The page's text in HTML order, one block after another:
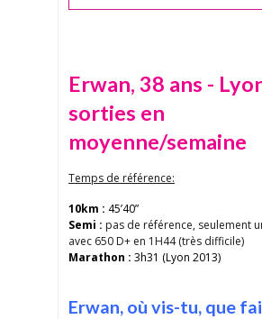
Erwan, 38 ans -
sorties en
moyenne/semaine
Temps de référence:
10km : 45’40”
Semi : pas de référence, seulement
avec 650 D+ en 1H44 (très difficile)
Marathon : 3h31 (Lyon 2013)
Erwan, où vis-tu, que